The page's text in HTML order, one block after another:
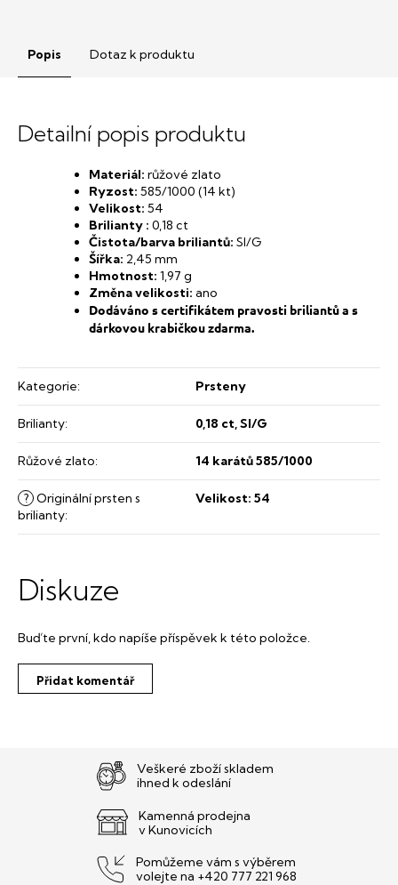
Popis Dotaz k produktu
Detailní popis produktu
Materiál: růžové zlato
Ryzost: 585/1000 (14 kt)
Velikost: 54
Brilianty : 0,18 ct
Čistota/barva briliantů: SI/G
Šířka: 2,45 mm
Hmotnost: 1,97 g
Změna velikosti: ano
Dodáváno s certifikátem pravosti briliantů a s
dárkovou krabičkou zdarma.
Kategorie: Prsteny
Brilianty: 0,18 ct, SI/G
Růžové zlato: 14 karátů 585/1000
? Originální prsten s
brilianty:
Velikost: 54
Diskuze
Buďte první, kdo napíše příspěvek k této položce.
Přidat komentář
Veškeré zboží skladem
ihned k odeslání
Kamenná prodejna
v Kunovicích
Pomůžeme vám s výběrem
volejte na +420 777 221 968